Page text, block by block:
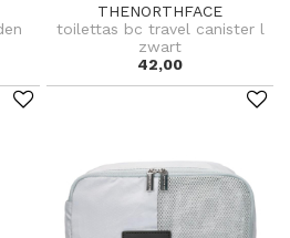
THENORTHFACE
toilettas bc travel canister l
zwart
42,00